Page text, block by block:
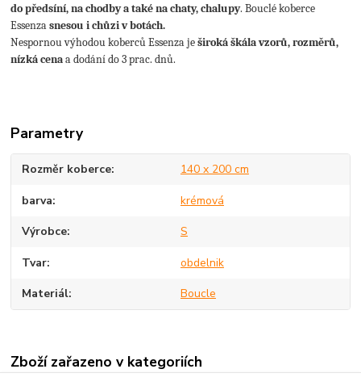
do předsíní,na chodby a také na chaty, chalupy. Bouclé koberce
Essenzasnesou i chůzi v botách.
Nespornou výhodou koberců Essenza ješiroká škála vzorů, rozměrů,
nízká cenaa dodání do 3 prac. dnů.
Parametry
Rozměr koberce 140 x 200 cm
barva krémová
Výrobce S
Tvar obdelnik
Materiál Boucle
Zboží zařazeno v kategoriích